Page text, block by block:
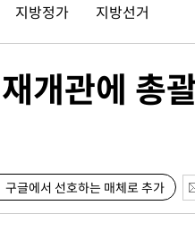
지방정가 지방선거
개관에 총
구글에서 선호하는 매체로 추가